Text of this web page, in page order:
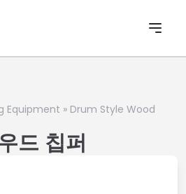
Equipment » Drum Style Wood
드 칩퍼